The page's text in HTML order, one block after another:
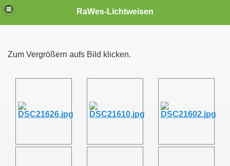
RaWes-Lichtweisen
Zum Vergrößern aufs Bild klicken.